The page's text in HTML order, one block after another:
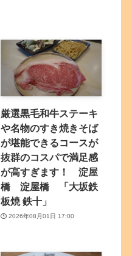
厳選黒毛和牛ステーキ
や名物のすき焼きそば
が堪能できるコースが
抜群のコスパで満足感
が高すぎます！ 淀屋
橋 淀屋橋 「大坂鉄
板焼 鉄十」
2026年08月01日 17:00